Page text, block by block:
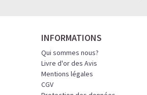
INFORMATIONS
Qui sommes nous?
Livre d'or des Avis
Mentions légales
CGV